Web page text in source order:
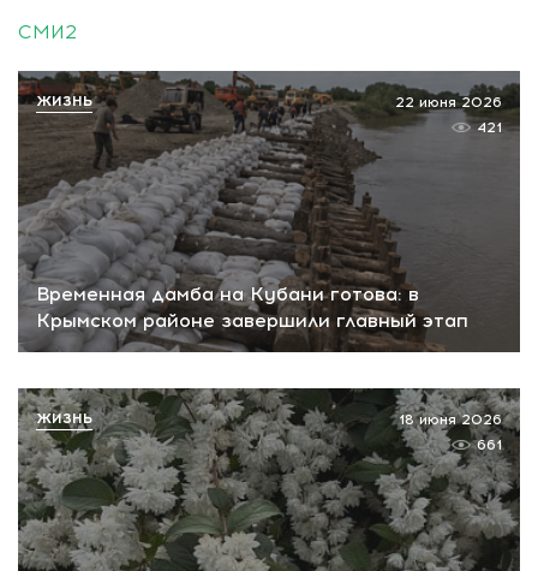
СМИ2
Временная дамба на Кубани готова: в
Крымском районе завершили главный этап
22 июня 2026
421
ЖИЗНЬ
18 июня 2026
661
ЖИЗНЬ